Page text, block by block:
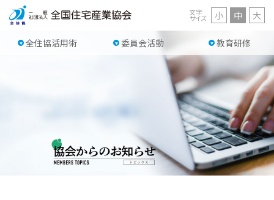
全住協活用術 委員会活動 教育研修
文字
サイズ 小 中 大